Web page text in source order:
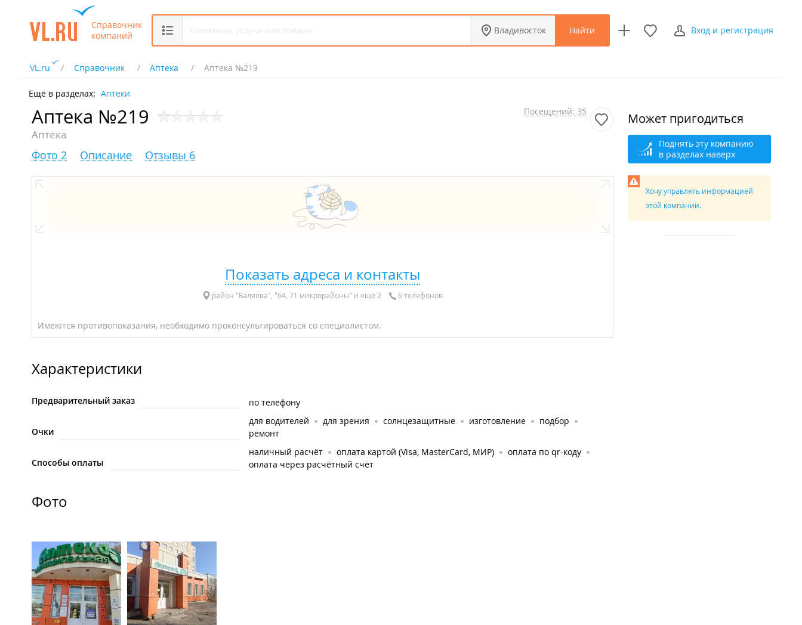
Справочник
компаний
Владивосток Найти Вход и регистрация
VL.ru Справочник Аптека Аптека №219
Ещё в разделах: Аптеки
Аптека №219
Аптека
Посещений: 35
Фото 2 Описание Отзывы 6
Показать адреса и контакты
район "Баляева", "64, 71 микрорайоны" и ещё 2 6 телефонов
Имеются противопоказания, необходимо проконсультироваться со специалистом.
Характеристики
Предварительный заказ по телефону
Очки
для водителей для зрения солнцезащитные изготовление
подбор
ремонт
Способы оплаты
наличный расчёт оплата картой (Visa, MasterCard, МИР)
оплата по qr-коду
оплата через расчётный счёт
Фото
Может пригодиться
Поднять эту компанию
в разделах наверх
Хочу управлять информацией
этой компании.